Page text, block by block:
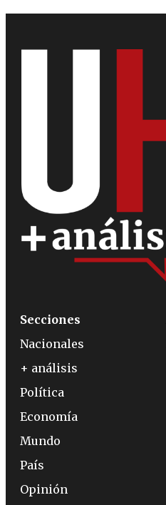
Secciones
Nacionales
+ análisis
Política
Economía
Mundo
País
Opinión